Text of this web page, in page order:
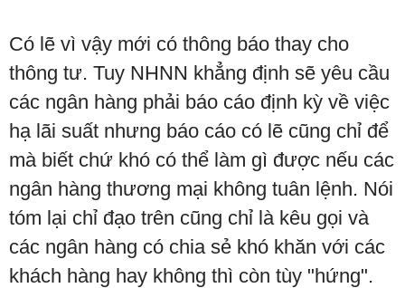
Có lẽ vì vậy mới có thông báo thay cho
thông tư. Tuy NHNN khẳng định sẽ yêu cầu
các ngân hàng phải báo cáo định kỳ về việc
hạ lãi suất nhưng báo cáo có lẽ cũng chỉ để
mà biết chứ khó có thể làm gì được nếu các
ngân hàng thương mại không tuân lệnh. Nói
tóm lại chỉ đạo trên cũng chỉ là kêu gọi và
các ngân hàng có chia sẻ khó khăn với các
khách hàng hay không thì còn tùy "hứng".